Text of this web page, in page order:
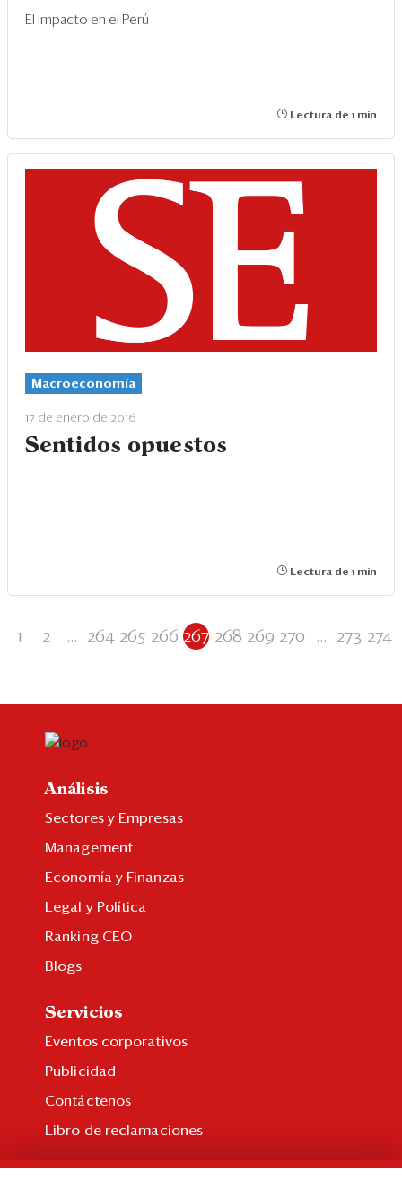
El impacto en el Perú
Lectura de 1 min
Macroeconomía
17 de enero de 2016
Sentidos opuestos
Lectura de 1 min
1 2 ... 264 265 266 267 268 269 270 ... 273 274
Análisis
Sectores y Empresas
Management
Economía y Finanzas
Legal y Política
Ranking CEO
Blogs
Servicios
Eventos corporativos
Publicidad
Contáctenos
Libro de reclamaciones